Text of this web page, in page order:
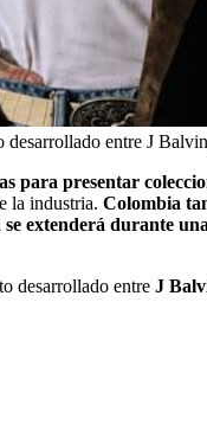
desarrollado entre J
para presentar
la industria. Colombia
extenderá durante
desarrollado entre J